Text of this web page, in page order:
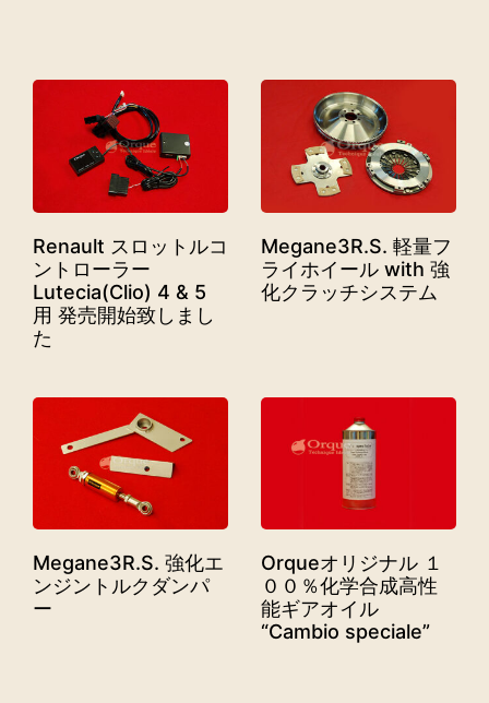
Renault スロットルコ
ントローラー
Lutecia(Clio) 4 & 5
用 発売開始致しまし
た
Megane3R.S. 軽量フ
ライホイール with 強
化クラッチシステム
Megane3R.S. 強化エ
ンジントルクダンパ
ー
Orqueオリジナル １
００％化学合成高性
能ギアオイル
“Cambio speciale”